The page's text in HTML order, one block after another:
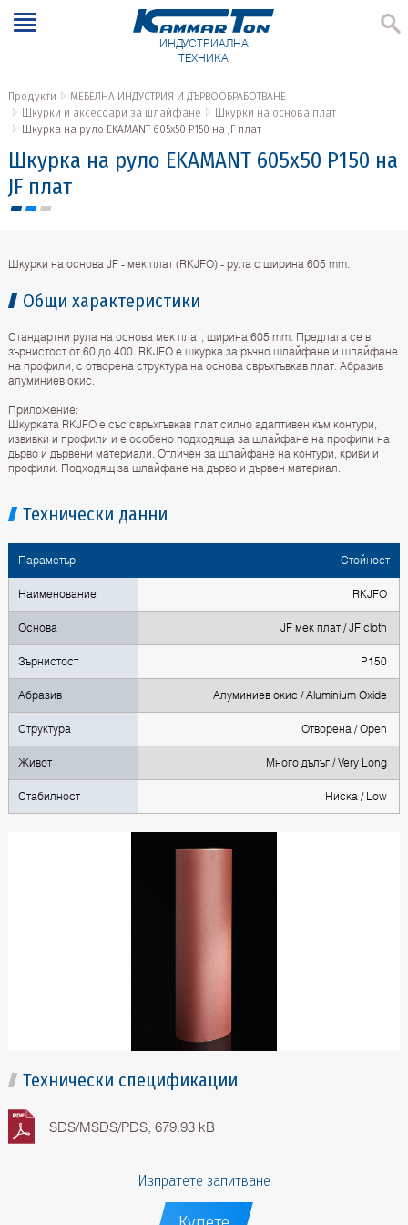
ИНДУСТРИАЛНА
ТЕХНИКА
Продукти
МЕБЕЛНА ИНДУСТРИЯ И ДЪРВООБРАБОТВАНЕ
Шкурки и аксесоари за шлайфане
Шкурки на основа плат
Шкурка на руло EKAMANT 605х50 P150 на JF плат
Шкурка на руло EKAMANT 605х50 P150 на
JF плат
Шкурки на основа JF - мек плат (RKJFO) - рула с ширина 605 mm.
Общи характеристики
Стандартни рула на основа мек плат, ширина 605 mm. Предлага се в
зърнистост от 60 до 400. RKJFO e шкурка за ръчно шлайфане и шлайфане
на профили, с отворена структура на основа свръхгъвкав плат. Абразив
алуминиев окис.
Приложение:
Шкурката RKJFO е със свръхгъвкав плат силно адаптивен към контури,
извивки и профили и е особено подходяща за шлайфане на профили на
дърво и дървени материали. Отличен за шлайфане на контури, криви и
профили. Подходящ за шлайфане на дърво и дървен материал.
Технически данни
Параметър Стойност
Наименование RKJFO
Основа JF мек плат / JF cloth
Зърнистост P150
Абразив Алуминиев окис / Aluminium Oxide
Структура Отворена / Open
Живот Много дълъг / Very Long
Стабилност Ниска / Low
Технически спецификации
SDS/MSDS/PDS, 679.93 kB
Изпратете запитване